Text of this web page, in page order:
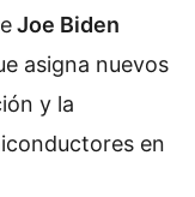
Joe Biden
asigna nuevos
y la
en